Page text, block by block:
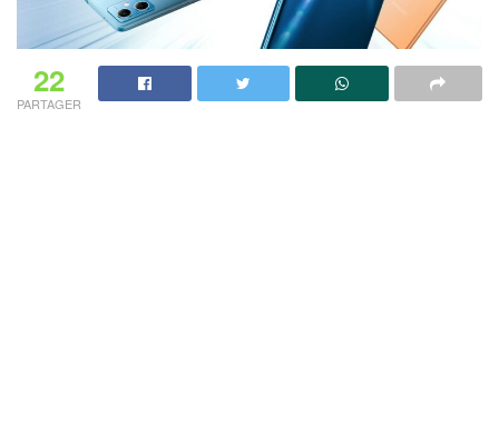
22
PARTAGER